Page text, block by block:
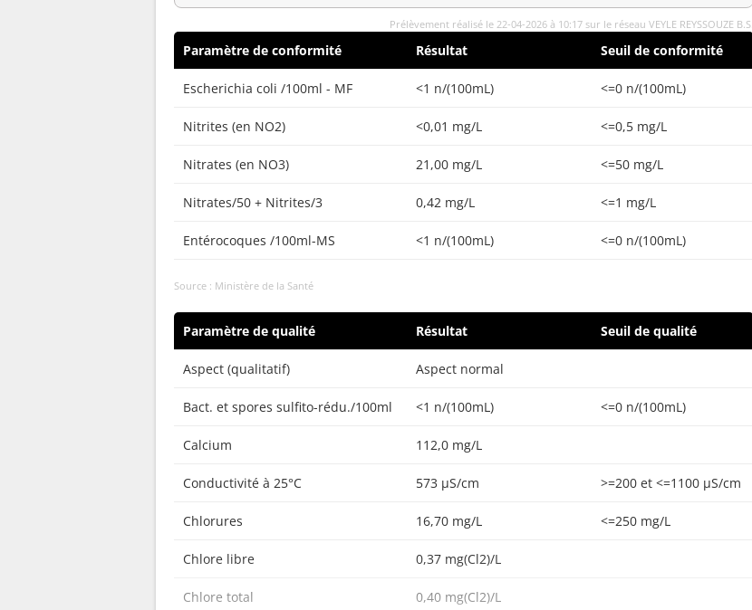
Prélèvement réalisé le 22-04-2026 à 10:17 sur le réseau VEYLE REYSSOUZE B.S.
Paramètre de conformité Résultat Seuil de conformité
Escherichia coli /100ml - MF <1 n/(100mL) <=0 n/(100mL)
Nitrites (en NO2) <0,01 mg/L <=0,5 mg/L
Nitrates (en NO3) 21,00 mg/L <=50 mg/L
Nitrates/50 + Nitrites/3 0,42 mg/L <=1 mg/L
Entérocoques /100ml-MS <1 n/(100mL) <=0 n/(100mL)
Source : Ministère de la Santé
Paramètre de qualité Résultat Seuil de qualité
Aspect (qualitatif) Aspect normal
Bact. et spores sulfito-rédu./100ml <1 n/(100mL) <=0 n/(100mL)
Calcium 112,0 mg/L
Conductivité à 25°C 573 µS/cm >=200 et <=1100 µS/cm
Chlorures 16,70 mg/L <=250 mg/L
Chlore libre 0,37 mg(Cl2)/L
Chlore total 0,40 mg(Cl2)/L